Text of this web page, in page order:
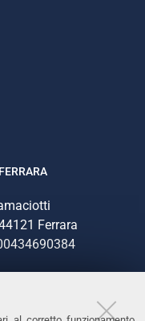
Ferrara